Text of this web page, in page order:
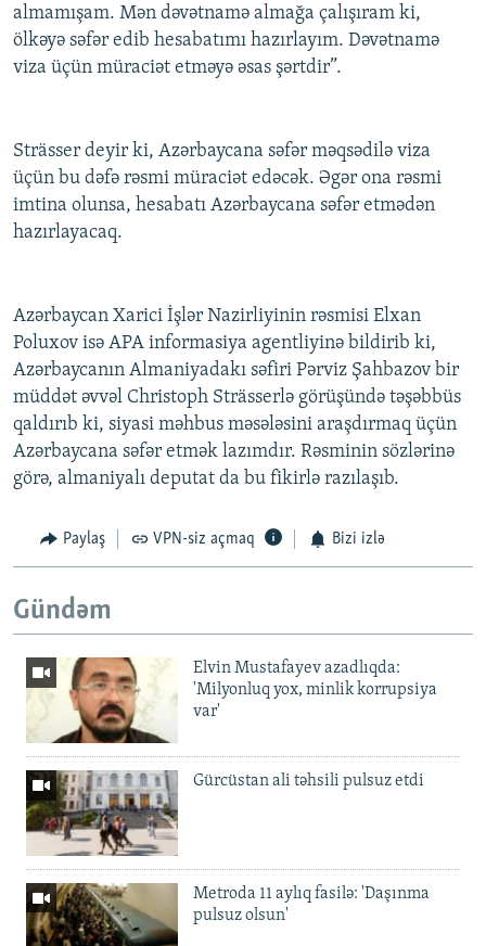
almamışam. Mən dəvətnamə almağa çalışıram ki,
ölkəyə səfər edib hesabatımı hazırlayım. Dəvətnamə
viza üçün müraciət etməyə əsas şərtdir”.
Strässer deyir ki, Azərbaycana səfər məqsədilə viza
üçün bu dəfə rəsmi müraciət edəcək. Əgər ona rəsmi
imtina olunsa, hesabatı Azərbaycana səfər etmədən
hazırlayacaq.
Azərbaycan Xarici İşlər Nazirliyinin rəsmisi Elxan
Poluxov isə APA informasiya agentliyinə bildirib ki,
Azərbaycanın Almaniyadakı səfiri Pərviz Şahbazov bir
müddət əvvəl Christoph Strässerlə görüşündə təşəbbüs
qaldırıb ki, siyasi məhbus məsələsini araşdırmaq üçün
Azərbaycana səfər etmək lazımdır. Rəsminin sözlərinə
görə, almaniyalı deputat da bu fikirlə razılaşıb.
Paylaş VPN-siz açmaq Bizi izlə
Gündəm
Elvin Mustafayev azadlıqda:
'Milyonluq yox, minlik korrupsiya
var'
Gürcüstan ali təhsili pulsuz etdi
Metroda 11 aylıq fasilə: 'Daşınma
pulsuz olsun'